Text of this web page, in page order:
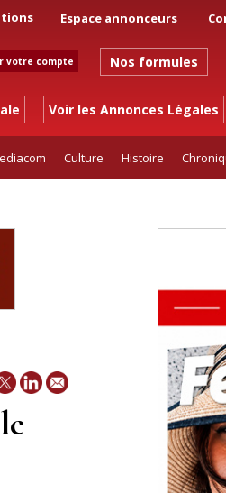
Espace annonceurs
votre compte Nos formules
Voir les Annonces Légales
Culture Histoire